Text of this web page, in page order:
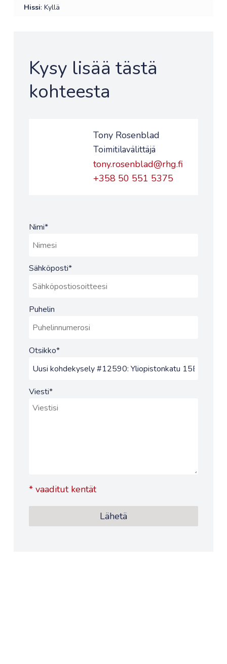
Hissi: Kyllä
Kysy lisää tästä
kohteesta
Tony Rosenblad
Toimitilavälittäjä
tony.rosenblad@rhg.fi
+358 50 551 5375
Nimi*
Sähköposti*
Puhelin
Otsikko*
Viesti*
*vaaditut kentät